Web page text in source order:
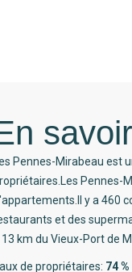
Pennes-Mirabeau est
Pennes-
y a 460
et des
13 km du Vieux-Port de
de propriétaires: 74 %